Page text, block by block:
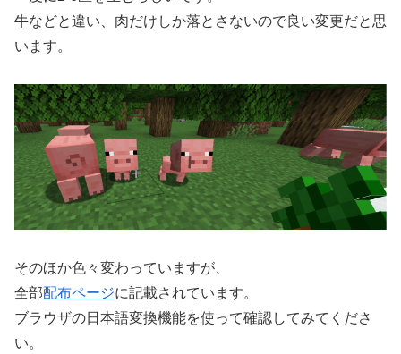
牛などと違い、肉だけしか落とさないので良い変更だと思
います。
そのほか色々変わっていますが、
全部配布ページに記載されています。
ブラウザの日本語変換機能を使って確認してみてくださ
い。